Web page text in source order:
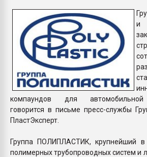
и
компаундов для автомобильной
говорится в письме пресс-службы
ПластЭксперт.
Группа ПОЛИПЛАСТИК, крупнейший в
полимерных трубопроводных систем и